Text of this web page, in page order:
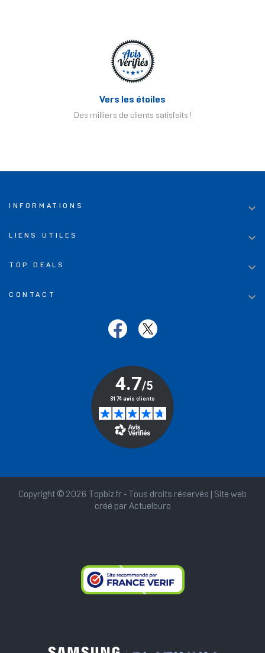
Vers les étoiles
Des milliers de clients satisfaits !
INFORMATIONS 
LIENS UTILES 
TOP DEALS 
CONTACT 
Copyright © 2026 Topbiz.fr - Tous droits réservés | Site web
créé par Actuelburo